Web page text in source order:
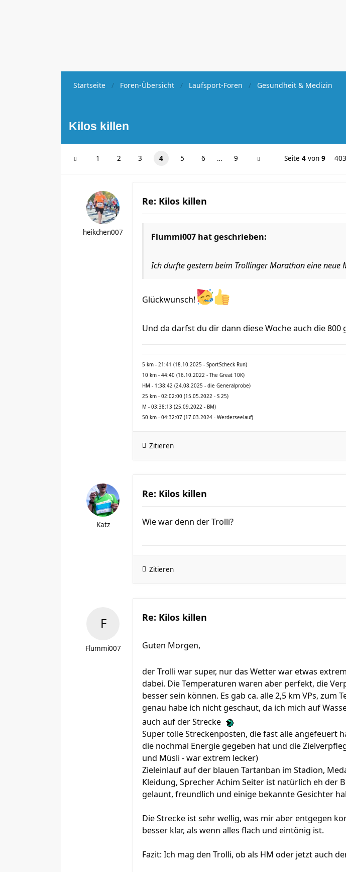
Startseite Foren-Übersicht Laufsport-Foren Gesundheit & Medizin
Kilos killen
1 2 3 4 5 6 … 9 Seite 4 von 9
heikchen007
Re: Kilos killen
Flummi007 hat geschrieben:
Ich durfte gestern beim Trollinger Marathon eine neue
Glückwunsch!
Und da darfst du dir dann diese Woche auch die
5 km - 21:41 (18.10.2025 - SportScheck Run)
10 km - 44:40 (16.10.2022 - The Great 10K)
HM - 1:38:42 (24.08.2025 - die Generalprobe)
25 km - 02:02:00 (15.05.2022 - S 25)
M - 03:38:13 (25.09.2022 - BM)
50 km - 04:32:07 (17.03.2024 - Werderseelauf)
Zitieren
Katz
Re: Kilos killen
Wie war denn der Trolli?
Zitieren
Flummi007
Re: Kilos killen
Guten Morgen,
der Trolli war super, nur das Wetter war etwas
dabei. Die Temperaturen waren aber perfekt, die
besser sein können. Es gab ca. alle 2,5 km VPs,
genau habe ich nicht geschaut, da ich mich auf
auch auf der Strecke
Super tolle Streckenposten, die fast alle angefeuert
die nochmal Energie gegeben hat und die
und Müsli - war extrem lecker)
Zieleinlauf auf der blauen Tartanban im Stadion,
Kleidung, Sprecher Achim Seiter ist natürlich eh der
gelaunt, freundlich und einige bekannte Gesichter
Die Strecke ist sehr wellig, was mir aber entgegen
besser klar, als wenn alles flach und eintönig ist.
Fazit: Ich mag den Trolli, ob als HM oder jetzt auch